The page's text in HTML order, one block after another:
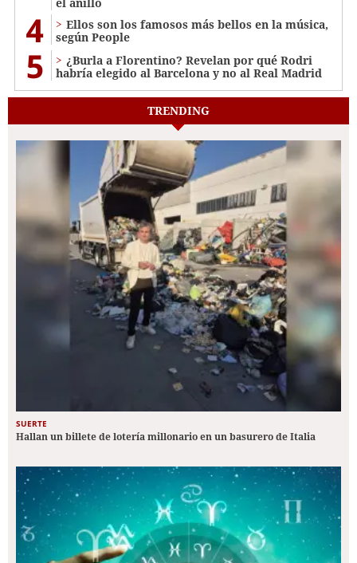
4
Ellos son los famosos más bellos en la música,
según People
5
¿Burla a Florentino? Revelan por qué Rodri
habría elegido al Barcelona y no al Real Madrid
TRENDING
SUERTE
Hallan un billete de lotería millonario en un basurero de Italia